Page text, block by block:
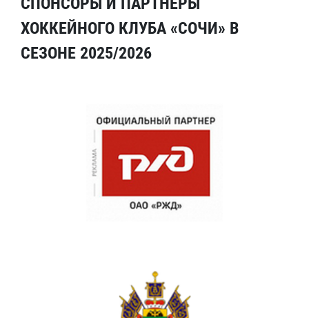
ХОККЕЙНОГО КЛУБА «СОЧИ» В
СЕЗОНЕ 2025/2026